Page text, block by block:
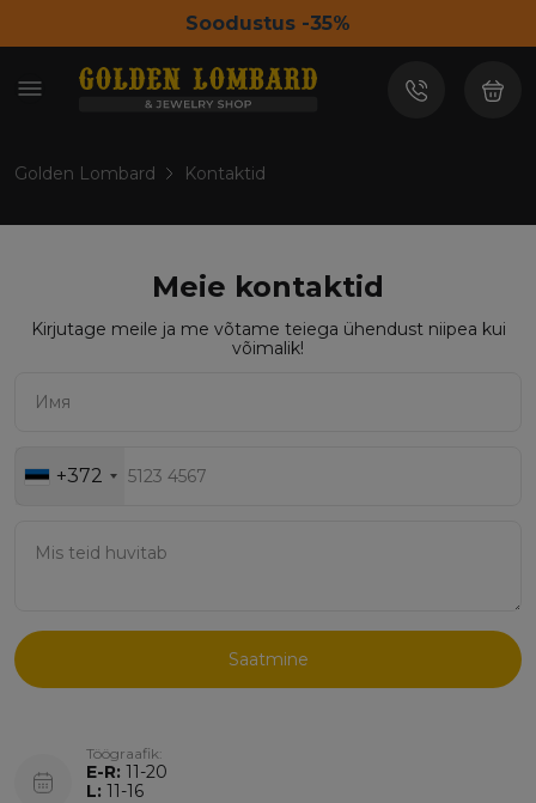
Soodustus -35%
Golden Lombard Kontaktid
Meie kontaktid
Kirjutage meile ja me võtame teiega ühendust niipea kui
võimalik!
+372
Saatmine
Töögraafik:
E-R: 11-20
L: 11-16